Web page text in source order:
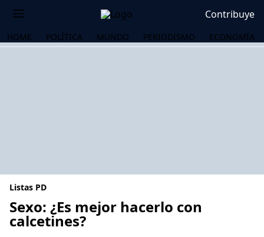
Contribuye
HOME POLÍTICA MUNDO PERIODISMO ECONOMÍA
Listas PD
Sexo: ¿Es mejor hacerlo con
calcetines?